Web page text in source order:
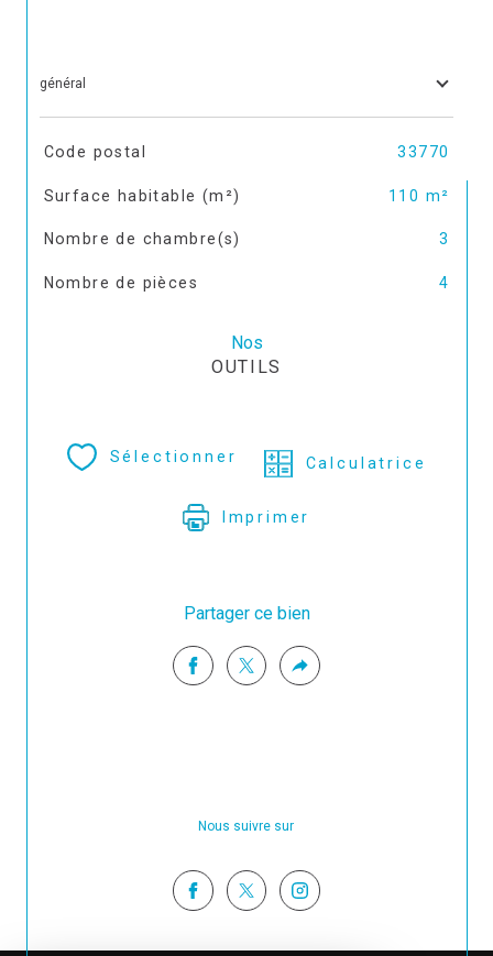
général
TRAD_SIROCCO_Caracteristique
Code postal 33770
Surface habitable (m²) 110 m²
Nombre de chambre(s) 3
Nombre de pièces 4
Nos
OUTILS
Sélectionner Calculatrice
Imprimer
Partager ce bien
Nous suivre sur